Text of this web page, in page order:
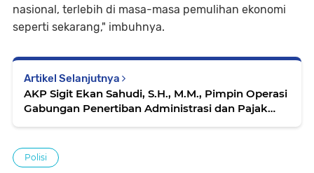
nasional, terlebih di masa-masa pemulihan ekonomi
seperti sekarang," imbuhnya.
Artikel Selanjutnya
AKP Sigit Ekan Sahudi, S.H., M.M., Pimpin Operasi
Gabungan Penertiban Administrasi dan Pajak
Polisi